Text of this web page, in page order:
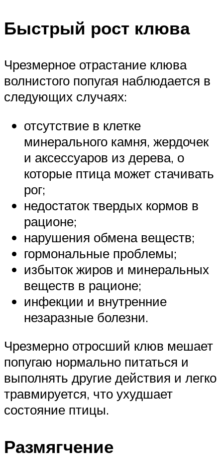
Быстрый рост клюва
Чрезмерное отрастание клюва
волнистого попугая наблюдается в
следующих случаях:
отсутствие в клетке
минерального камня, жердочек
и аксессуаров из дерева, о
которые птица может стачивать
рог;
недостаток твердых кормов в
рационе;
нарушения обмена веществ;
гормональные проблемы;
избыток жиров и минеральных
веществ в рационе;
инфекции и внутренние
незаразные болезни.
Чрезмерно отросший клюв мешает
попугаю нормально питаться и
выполнять другие действия и легко
травмируется, что ухудшает
состояние птицы.
Размягчение